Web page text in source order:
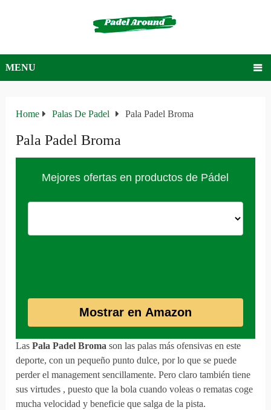
MENU
Home Palas De Padel Pala Padel Broma
Pala Padel Broma
Mejores ofertas en productos de Pádel
Mostrar en Amazon
LasPala Padel Broma son las palas más ofensivas en este
deporte, con un pequeño punto dulce, por lo que se puede
perder el management sencillamente. Pero claro también tiene
sus virtudes , puesto que la bola cuando voleas o rematas coge
mucha velocidad y beneficie que salga de la pista.